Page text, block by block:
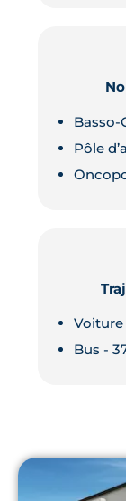
Basso-
Pôle
Bus -